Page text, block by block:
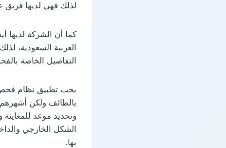
لذلك فهي لديها
كما أن الشركة لديها
العربية السعودية،
التفاصيل الخاصة
يجب تطبيق نظام
بالطائف ولكن
وتحديد موعد
الشكل الخارجي
بها.